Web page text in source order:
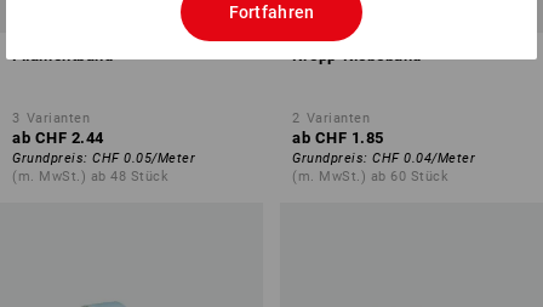
Filamentband
3 Varianten
ab CHF 2.44
Grundpreis: CHF 0.05/Meter
(m. MwSt.) ab 48 Stück
Krepp-Klebeband
2 Varianten
ab CHF 1.85
Grundpreis: CHF 0.04/Meter
(m. MwSt.) ab 60 Stück
Fortfahren